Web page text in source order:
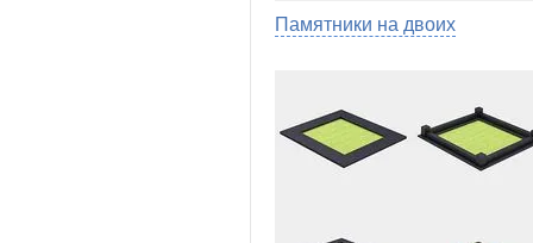
Памятники на двоих